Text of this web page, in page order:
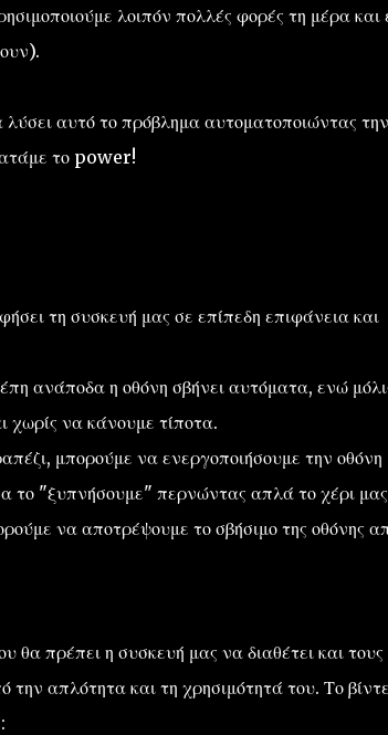
λοιπόν πολλές φορές τη μέρα και
αυτό το πρόβλημα αυτοματοποιώντας την
το power!
τη συσκευή μας σε επίπεδη επιφάνεια και
ανάποδα η οθόνη σβήνει αυτόματα, ενώ
χωρίς να κάνουμε τίποτα.
μπορούμε να ενεργοποιήσουμε την οθόνη
το "ξυπνήσουμε" περνώντας απλά το χέρι
να αποτρέψουμε το σβήσιμο της οθόνης
θα πρέπει η συσκευή μας να διαθέτει και τους
απλότητα και τη χρησιμότητά του. Το